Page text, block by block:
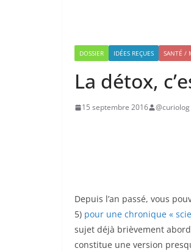
DOSSIER IDÉES REÇUES SANTÉ /
La détox,
15 septembre 2016 @curiolog
Depuis l’an passé, vous
5) pour une chronique «
sujet déjà brièvement
constitue une version